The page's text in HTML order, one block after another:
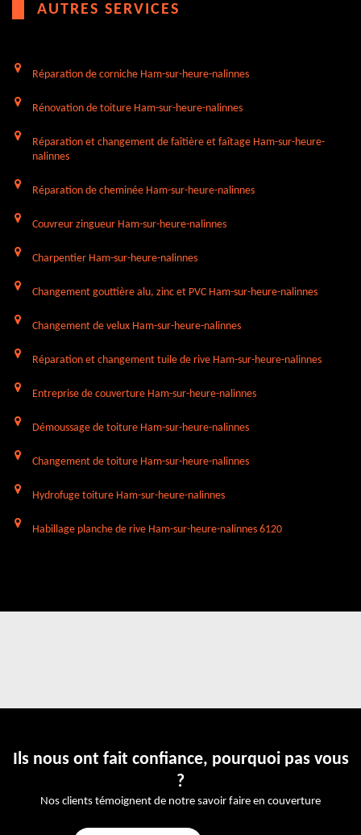
AUTRES SERVICES
Réparation de corniche Ham-sur-heure-nalinnes
Rénovation de toiture Ham-sur-heure-nalinnes
Réparation et changement de faîtière et faîtage Ham-sur-heure-
nalinnes
Réparation de cheminée Ham-sur-heure-nalinnes
Couvreur zingueur Ham-sur-heure-nalinnes
Charpentier Ham-sur-heure-nalinnes
Changement gouttière alu, zinc et PVC Ham-sur-heure-nalinnes
Changement de velux Ham-sur-heure-nalinnes
Réparation et changement tuile de rive Ham-sur-heure-nalinnes
Entreprise de couverture Ham-sur-heure-nalinnes
Démoussage de toiture Ham-sur-heure-nalinnes
Changement de toiture Ham-sur-heure-nalinnes
Hydrofuge toiture Ham-sur-heure-nalinnes
Habillage planche de rive Ham-sur-heure-nalinnes 6120
Ils nous ont fait confiance, pourquoi pas vous
?
Nos clients témoignent de notre savoir faire en couverture